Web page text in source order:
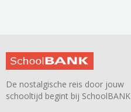
De nostalgische reis door jouw
schooltijd begint bij SchoolBANK